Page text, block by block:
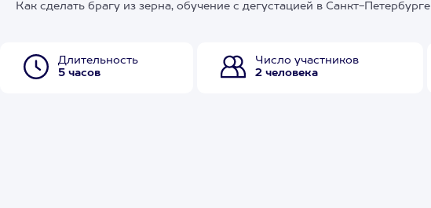
Как сделать брагу из зерна, обучение с дегустацией в Санкт-Петербурге
Длительность
5 часов
Число участников
2 человека